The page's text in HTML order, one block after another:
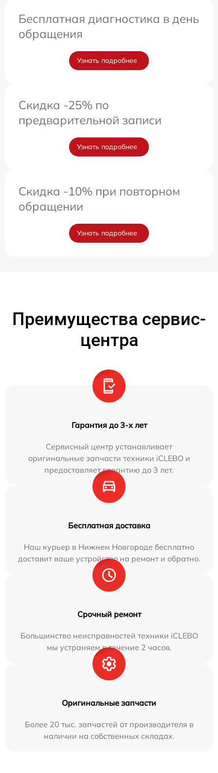
Бесплатная диагностика в день
обращения
Узнать подробнее
Скидка -25% по
предварительной записи
Узнать подробнее
Скидка -10% при повторном
обращении
Узнать подробнее
Преимущества сервис-
центра
Гарантия до 3-х лет
Сервисный центр устанавливает
оригинальные запчасти техники iCLEBO и
предоставляет гарантию до 3 лет.
Бесплатная доставка
Наш курьер в Нижнем Новгороде бесплатно
доставит ваше устройство на ремонт и обратно.
Срочный ремонт
Большинство неисправностей техники iCLEBO
мы устраняем в течение 2 часов.
Оригинальные запчасти
Более 20 тыс. запчастей от производителя в
наличии на собственных складах.